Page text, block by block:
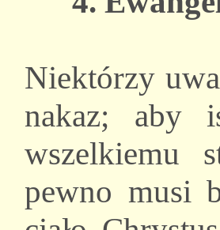
Niektórzy
nakaz; aby
wszelkiemu
pewno musi